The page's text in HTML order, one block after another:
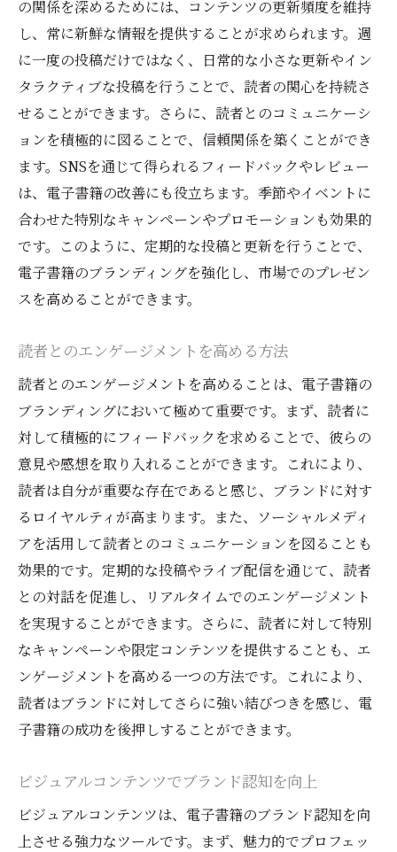
の関係を深めるためには、コンテンツの更新頻度を維持
し、常に新鮮な情報を提供することが求められます。週
に一度の投稿だけではなく、日常的な小さな更新やイン
タラクティブな投稿を行うことで、読者の関心を持続さ
せることができます。さらに、読者とのコミュニケーシ
ョンを積極的に図ることで、信頼関係を築くことができ
ます。SNSを通じて得られるフィードバックやレビュー
は、電子書籍の改善にも役立ちます。季節やイベントに
合わせた特別なキャンペーンやプロモーションも効果的
です。このように、定期的な投稿と更新を行うことで、
電子書籍のブランディングを強化し、市場でのプレゼン
スを高めることができます。
読者とのエンゲージメントを高める方法
読者とのエンゲージメントを高めることは、電子書籍の
ブランディングにおいて極めて重要です。まず、読者に
対して積極的にフィードバックを求めることで、彼らの
意見や感想を取り入れることができます。これにより、
読者は自分が重要な存在であると感じ、ブランドに対す
るロイヤルティが高まります。また、ソーシャルメディ
アを活用して読者とのコミュニケーションを図ることも
効果的です。定期的な投稿やライブ配信を通じて、読者
との対話を促進し、リアルタイムでのエンゲージメント
を実現することができます。さらに、読者に対して特別
なキャンペーンや限定コンテンツを提供することも、エ
ンゲージメントを高める一つの方法です。これにより、
読者はブランドに対してさらに強い結びつきを感じ、電
子書籍の成功を後押しすることができます。
ビジュアルコンテンツでブランド認知を向上
ビジュアルコンテンツは、電子書籍のブランド認知を向
上させる強力なツールです。まず、魅力的でプロフェッ